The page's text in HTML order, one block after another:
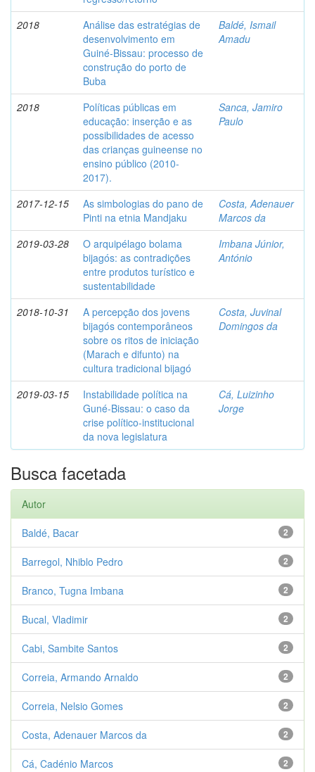
2018
Análise das estratégias de
desenvolvimento em
Guiné-Bissau: processo de
construção do porto de
Buba
Baldé, Ismail
Amadu
2018
Políticas públicas em
educação: inserção e as
possibilidades de acesso
das crianças guineense no
ensino público (2010-
2017).
Sanca, Jamiro
Paulo
2017-12-15
As simbologias do pano de
Pinti na etnia Mandjaku
Costa, Adenauer
Marcos da
2019-03-28
O arquipélago bolama
bijagós: as contradições
entre produtos turístico e
sustentabilidade
Imbana Júnior,
António
2018-10-31
A percepção dos jovens
bijagós contemporâneos
sobre os ritos de iniciação
(Marach e difunto) na
cultura tradicional bijagó
Costa, Juvinal
Domingos da
2019-03-15
Instabilidade política na
Guné-Bissau: o caso da
crise político-institucional
da nova legislatura
Cá, Luizinho
Jorge
Busca facetada
Autor
2
Baldé, Bacar
2
Barregol, Nhiblo Pedro
2
Branco, Tugna Imbana
2
Bucal, Vladimir
2
Cabi, Sambite Santos
2
Correia, Armando Arnaldo
2
Correia, Nelsio Gomes
2
Costa, Adenauer Marcos da
2
Cá, Cadénio Marcos